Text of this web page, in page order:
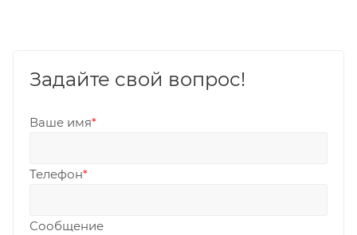
Задайте свой вопрос!
Ваше имя*
Телефон*
Сообщение